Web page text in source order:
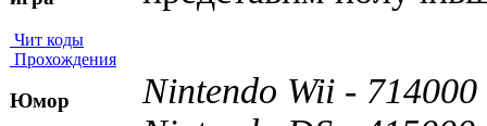
Чит коды
Прохождения
Юмор
Nintendo Wii - 714000